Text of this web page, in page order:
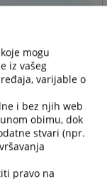
mogu
iz vašeg
varijable o
i bez njih web
obimu, dok
stvari (npr.
pravo na